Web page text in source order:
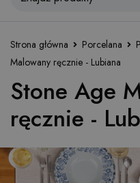
Strona główna Porcelana
Malowany ręcznie - Lubiana
Stone Age
ręcznie -